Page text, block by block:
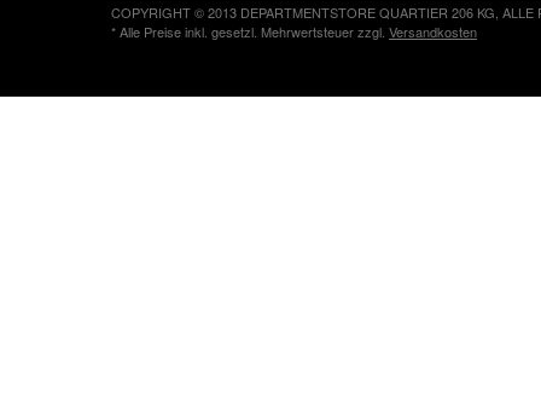
COPYRIGHT © 2013 DEPARTMENTSTORE QUARTIER 206 KG, ALLE
* Alle Preise inkl. gesetzl. Mehrwertsteuer zzgl. Versandkosten